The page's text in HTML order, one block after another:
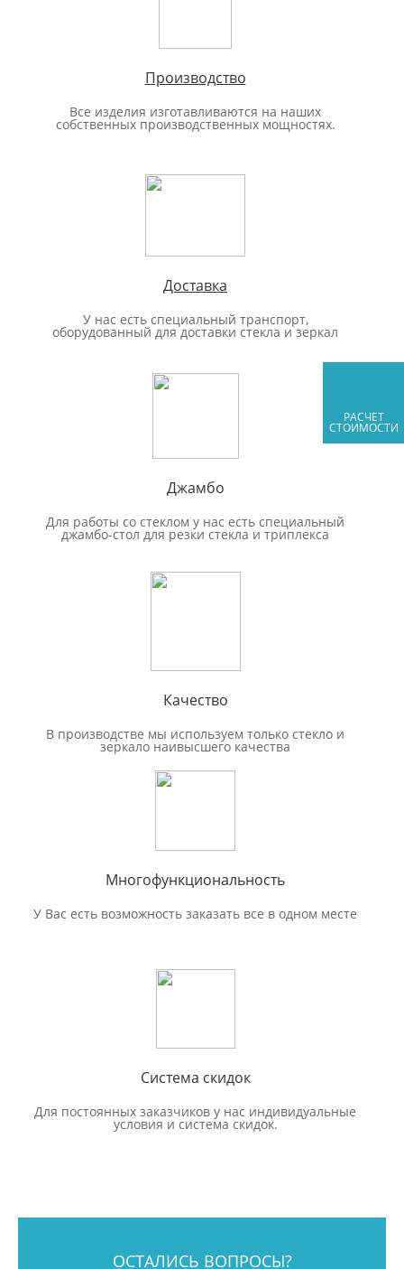
РАСЧЕТ
СТОИМОСТИ
Производство
Все изделия изготавливаются на наших
собственных производственных мощностях.
Доставка
У нас есть специальный транспорт,
оборудованный для доставки стекла и зеркал
Джамбо
Для работы со стеклом у нас есть специальный
джамбо-стол для резки стекла и триплекса
Качество
В производстве мы используем только стекло и
зеркало наивысшего качества
Многофункциональность
У Вас есть возможность заказать все в одном месте
Система скидок
Для постоянных заказчиков у нас индивидуальные
условия и система скидок.
ОСТАЛИСЬ ВОПРОСЫ?